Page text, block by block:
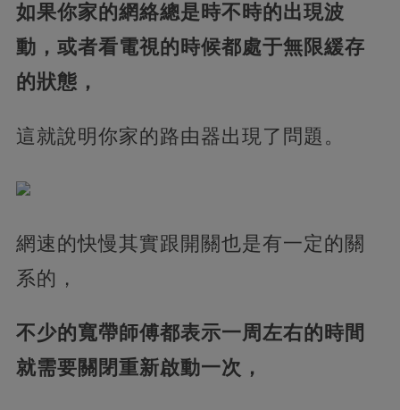
如果你家的網絡總是時不時的出現波
動，或者看電視的時候都處于無限緩存
的狀態，
這就說明你家的路由器出現了問題。
網速的快慢其實跟開關也是有一定的關
系的，
不少的寬帶師傅都表示一周左右的時間
就需要關閉重新啟動一次，